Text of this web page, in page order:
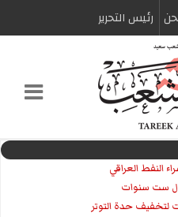
رئیس التحریر
لتخفيف حدة التوتر